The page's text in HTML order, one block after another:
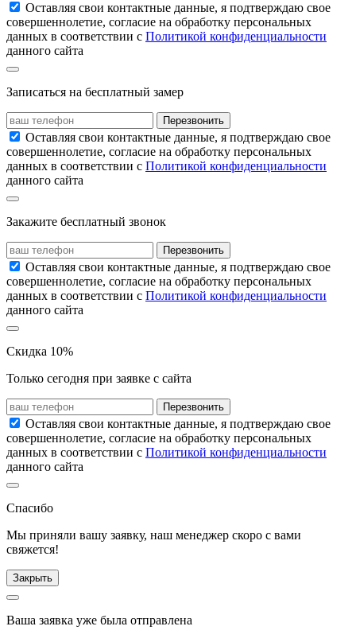
Оставляя свои контактные данные, я подтверждаю свое
совершеннолетие, согласие на обработку персональных
данных в соответствии с Политикой конфиденциальности
данного сайта
Записаться на бесплатный замер
Перезвонить
Оставляя свои контактные данные, я подтверждаю свое
совершеннолетие, согласие на обработку персональных
данных в соответствии с Политикой конфиденциальности
данного сайта
Закажите бесплатный звонок
Перезвонить
Оставляя свои контактные данные, я подтверждаю свое
совершеннолетие, согласие на обработку персональных
данных в соответствии с Политикой конфиденциальности
данного сайта
Скидка 10%
Только сегодня при заявке с сайта
Перезвонить
Оставляя свои контактные данные, я подтверждаю свое
совершеннолетие, согласие на обработку персональных
данных в соответствии с Политикой конфиденциальности
данного сайта
Спасибо
Мы приняли вашу заявку, наш менеджер скоро с вами
свяжется!
Закрыть
Ваша заявка уже была отправлена